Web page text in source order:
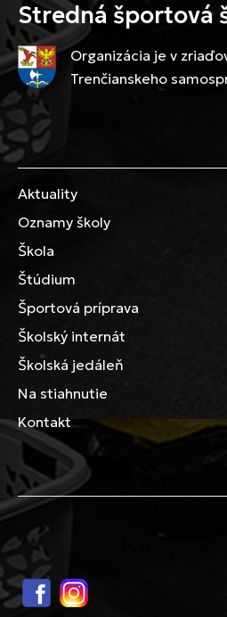
Stredná športová
Organizácia je v
Trenčianskeho
Aktuality
Oznamy školy
Škola
Štúdium
Športová príprava
Školský internát
Školská jedáleň
Na stiahnutie
Kontakt
FacebookInstagram